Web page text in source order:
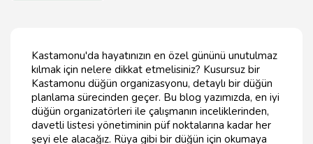
Kastamonu'da hayatınızın en özel gününü unutulmaz
kılmak için nelere dikkat etmelisiniz? Kusursuz bir
Kastamonu düğün organizasyonu, detaylı bir düğün
planlama sürecinden geçer. Bu blog yazımızda, en iyi
düğün organizatörleri ile çalışmanın inceliklerinden,
davetli listesi yönetiminin püf noktalarına kadar her
şeyi ele alacağız. Rüya gibi bir düğün için okumaya